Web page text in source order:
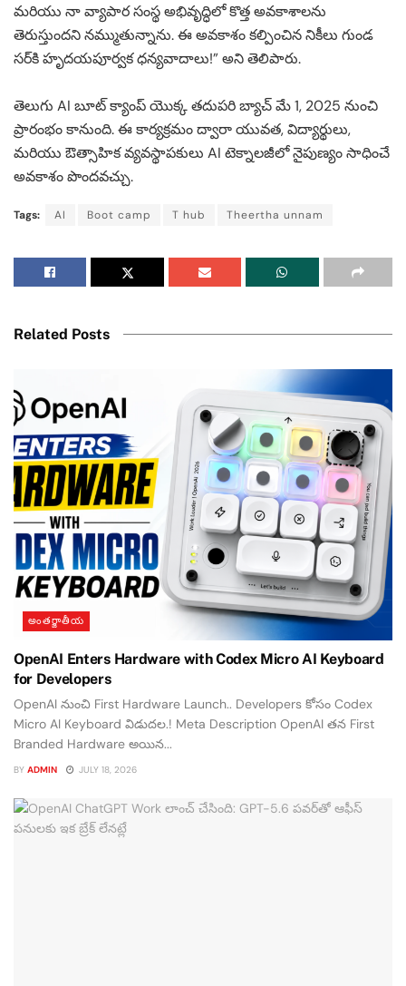
మరియు నా వ్యాపార సంస్థ అభివృద్ధిలో కొత్త అవకాశాలను
తెరుస్తుందని నమ్ముతున్నాను. ఈ అవకాశం కల్పించిన నికీలు గుండ
సర్‌కి హృదయపూర్వక ధన్యవాదాలు!” అని తెలిపారు.
తెలుగు AI బూట్ క్యాంప్‌ యొక్క తదుపరి బ్యాచ్ మే 1, 2025 నుంచి
ప్రారంభం కానుంది. ఈ కార్యక్రమం ద్వారా యువత, విద్యార్థులు,
మరియు ఔత్సాహిక వ్యవస్థాపకులు AI టెక్నాలజీలో నైపుణ్యం సాధించే
అవకాశం పొందవచ్చు.
Tags: AI Boot camp T hub Theertha unnam
Related Posts
అంతర్జాతీయ
OpenAI Enters Hardware with Codex Micro AI Keyboard
for Developers
OpenAI నుంచి First Hardware Launch.. Developers కోసం Codex
Micro AI Keyboard విడుదల.! Meta Description OpenAI తన First
Branded Hardware అయిన...
BY ADMIN JULY 18, 2026